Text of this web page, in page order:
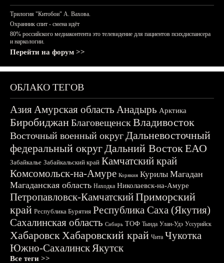
Трилогия "Китобои" А. Вахова.
Охранник спит - смена идёт
80% российского медиаконтента это телевидение для пациентов психдиспансера
и наркологии.
Перейти на форум >>
ОБЛАКО ТЕГОВ
АзияАмурская область Анадырь Арктика
БиробиджанБлаговещенскВладивосток
Восточный военный округДальневосточный
федеральный округДальний ВостокЕАО
Забайкалье Забайкальский край Камчатский край
Комсомольск-на-Амуре Корякия Курилы Магадан
Магаданская область Находка Николаевск-на-Амуре
Петропавловск-КамчатскийПриморский
край Республика Бурятия Республика Саха (Якутия)
Сахалинская область Сибирь ТОФ Тында Улан-Удэ Уссурийск
ХабаровскХабаровский край Чита Чукотка
Южно-СахалинскЯкутск
Все теги >>